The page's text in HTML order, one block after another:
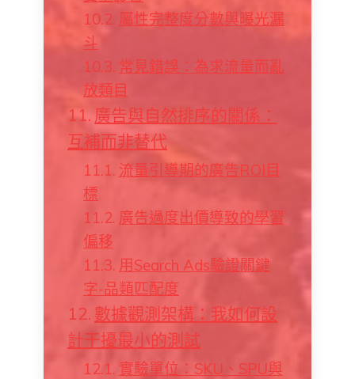
屬性完整度分數與曝光漏
斗
常見錯誤：為求流量而亂
放類目
廣告與自然排序的關係：
互補而非替代
流量引導期的廣告ROI目
標
廣告過度出價導致的學習
偏移
用Search Ads驗證關鍵
字-品類匹配度
數據觀測架構：我如何設
計干擾最小的測試
實驗單位：SKU、SPU與